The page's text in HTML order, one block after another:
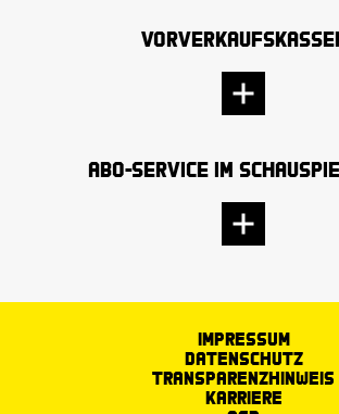
Abo-Service im
Impressum
Datenschutz
Transparenzhinweis
Karriere